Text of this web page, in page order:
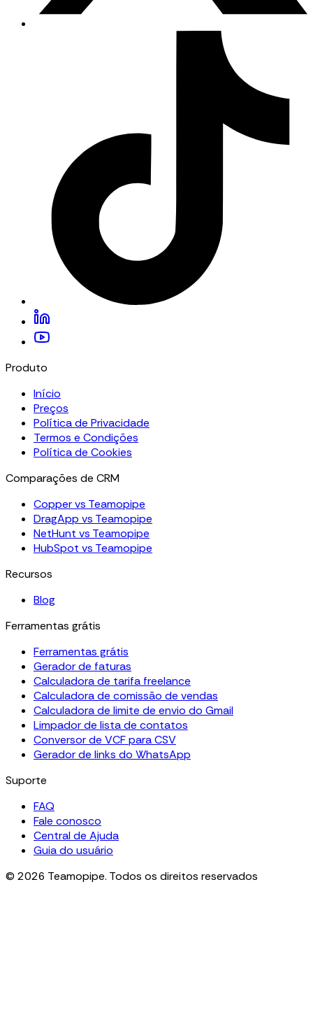
Produto
Início
Preços
Política de Privacidade
Termos e Condições
Política de Cookies
Comparações de CRM
Copper vs Teamopipe
DragApp vs Teamopipe
NetHunt vs Teamopipe
HubSpot vs Teamopipe
Recursos
Blog
Ferramentas grátis
Ferramentas grátis
Gerador de faturas
Calculadora de tarifa freelance
Calculadora de comissão de vendas
Calculadora de limite de envio do Gmail
Limpador de lista de contatos
Conversor de VCF para CSV
Gerador de links do WhatsApp
Suporte
FAQ
Fale conosco
Central de Ajuda
Guia do usuário
© 2026 Teamopipe. Todos os direitos reservados